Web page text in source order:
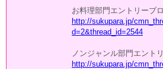
お料理部門エントリーブ
http://sukupara.jp/
d=2&thread_id=2544
ノンジャンル部門エント
http://sukupara.jp/